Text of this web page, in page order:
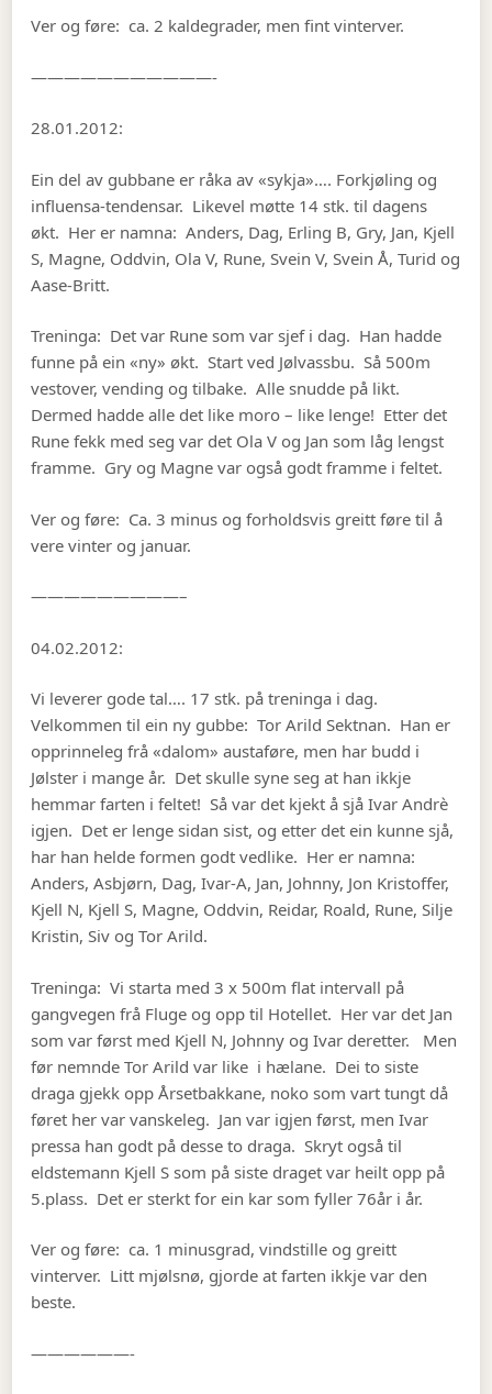
Ver og føre: ca. 2 kaldegrader, men fint vinterver.
———————————-
28.01.2012:
Ein del av gubbane er råka av «sykja»…. Forkjøling og
influensa-tendensar. Likevel møtte 14 stk. til dagens
økt. Her er namna: Anders, Dag, Erling B, Gry, Jan, Kjell
S, Magne, Oddvin, Ola V, Rune, Svein V, Svein Å, Turid og
Aase-Britt.
Treninga: Det var Rune som var sjef i dag. Han hadde
funne på ein «ny» økt. Start ved Jølvassbu. Så 500m
vestover, vending og tilbake. Alle snudde på likt.
Dermed hadde alle det like moro – like lenge! Etter det
Rune fekk med seg var det Ola V og Jan som låg lengst
framme. Gry og Magne var også godt framme i feltet.
Ver og føre: Ca. 3 minus og forholdsvis greitt føre til å
vere vinter og januar.
—————————–
04.02.2012:
Vi leverer gode tal…. 17 stk. på treninga i dag.
Velkommen til ein ny gubbe: Tor Arild Sektnan. Han er
opprinneleg frå «dalom» austaføre, men har budd i
Jølster i mange år. Det skulle syne seg at han ikkje
hemmar farten i feltet! Så var det kjekt å sjå Ivar Andrè
igjen. Det er lenge sidan sist, og etter det ein kunne sjå,
har han helde formen godt vedlike. Her er namna:
Anders, Asbjørn, Dag, Ivar-A, Jan, Johnny, Jon Kristoffer,
Kjell N, Kjell S, Magne, Oddvin, Reidar, Roald, Rune, Silje
Kristin, Siv og Tor Arild.
Treninga: Vi starta med 3 x 500m flat intervall på
gangvegen frå Fluge og opp til Hotellet. Her var det Jan
som var først med Kjell N, Johnny og Ivar deretter. Men
før nemnde Tor Arild var like i hælane. Dei to siste
draga gjekk opp Årsetbakkane, noko som vart tungt då
føret her var vanskeleg. Jan var igjen først, men Ivar
pressa han godt på desse to draga. Skryt også til
eldstemann Kjell S som på siste draget var heilt opp på
5.plass. Det er sterkt for ein kar som fyller 76år i år.
Ver og føre: ca. 1 minusgrad, vindstille og greitt
vinterver. Litt mjølsnø, gjorde at farten ikkje var den
beste.
——————-